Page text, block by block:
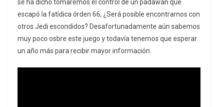
se ha dicho tomaremos el control de un padawan que
escapó la fatídica órden 66, ¿Será posible encontrarnos con
otros Jedi escondidos? Desafortunadamente aún sabemos
muy poco osbre este juego y todavía tenemos que esperar
un año más para recibir mayor información.